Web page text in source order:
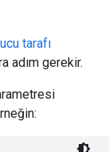
tarafı
adım gerekir.